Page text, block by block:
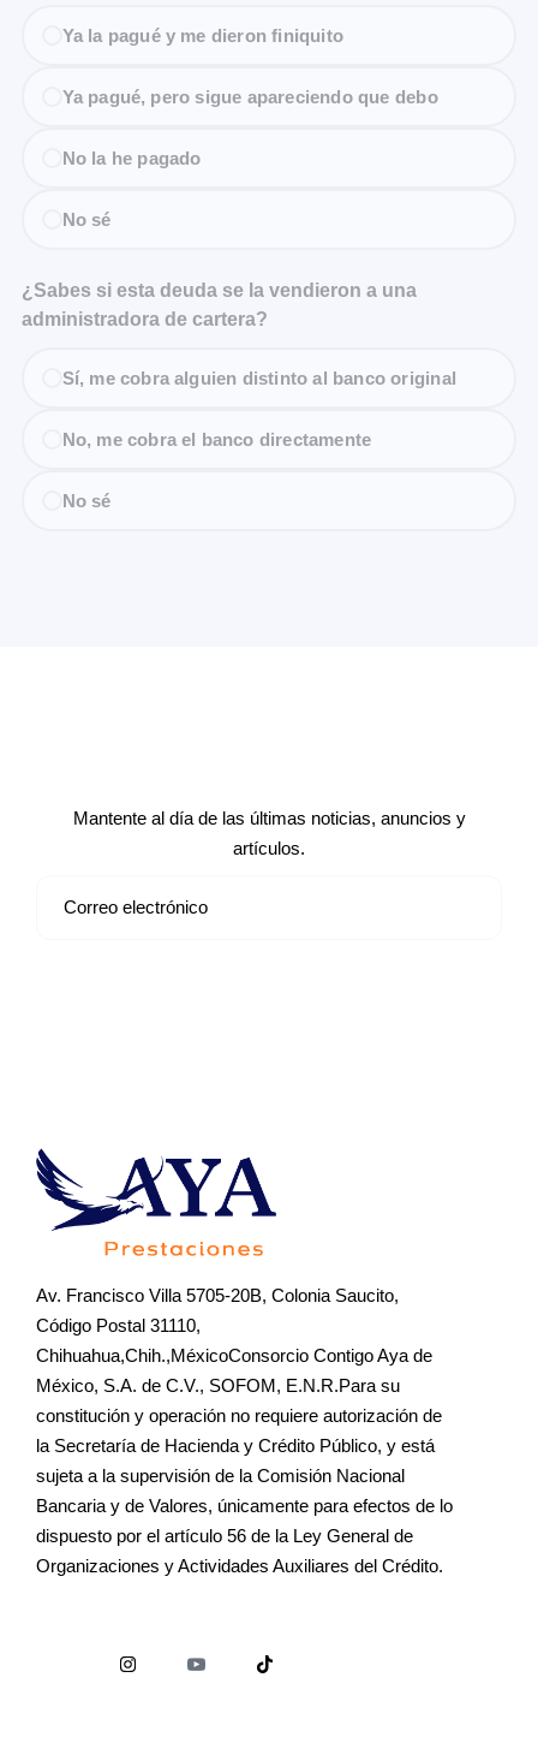
Ya la pagué y me dieron finiquito
Ya pagué, pero sigue apareciendo que debo
No la he pagado
No sé
¿Sabes si esta deuda se la vendieron a una
administradora de cartera?
Sí, me cobra alguien distinto al banco original
No, me cobra el banco directamente
No sé
Mantente al día de las últimas noticias, anuncios y
artículos.
Av. Francisco Villa 5705-20B, Colonia Saucito,
Código Postal 31110,
Chihuahua,Chih.,MéxicoConsorcio Contigo Aya de
México, S.A. de C.V., SOFOM, E.N.R.Para su
constitución y operación no requiere autorización de
la Secretaría de Hacienda y Crédito Público, y está
sujeta a la supervisión de la Comisión Nacional
Bancaria y de Valores, únicamente para efectos de lo
dispuesto por el artículo 56 de la Ley General de
Organizaciones y Actividades Auxiliares del Crédito.